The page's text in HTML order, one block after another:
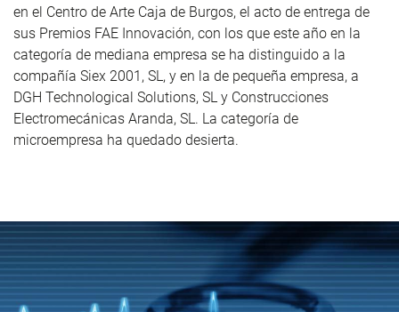
en el Centro de Arte Caja de Burgos, el acto de entrega de
sus Premios FAE Innovación, con los que este año en la
categoría de mediana empresa se ha distinguido a la
compañía Siex 2001, SL, y en la de pequeña empresa, a
DGH Technological Solutions, SL y Construcciones
Electromecánicas Aranda, SL. La categoría de
microempresa ha quedado desierta.